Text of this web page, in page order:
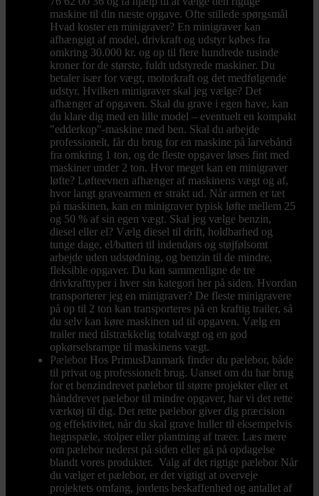
maskine til din næste opgave. Ofte stillede spørgsmål
Hvad koster en minigraver? En minigraver kan
afhængigt af model, drivkraft og udstyr købes fra
omkring 30.000 kr. og op til flere hundrede tusinde
kroner for de største, fuldt udstyrede maskiner. Du
betaler især for vægt, motorkraft og det medfølgende
udstyr. Hvilken minigraver skal jeg vælge? Det
afhænger af opgaven. Skal du grave i egen have, kan
du klare dig med en lille model – eventuelt en kompakt
"edderkop"-maskine med ben. Skal du arbejde
professionelt, får du brug for en maskine på larvebånd
fra omkring 1 ton, og de fleste opgaver løses fint med
maskiner under 2 ton. Hvor meget kan en minigraver
løfte? Løfteevnen afhænger af maskinens vægt og af,
hvor langt gravearmen er strakt ud. Når armen er tæt
på maskinen, kan en minigraver typisk løfte mellem 25
og 50 % af sin egen vægt. Skal jeg vælge benzin,
diesel eller el? Vælg diesel til drift, holdbarhed og
tunge dage, el/batteri til indendørs og støjfølsomt
arbejde uden udstødning, og benzin til de mindre,
fleksible opgaver. Du kan sammenligne de tre
drivkrafttyper i hver sin kategori her på siden. Hvordan
transporterer jeg en minigraver? De fleste minigravere
på op til 2 ton kan transporteres på en kraftig trailer, så
du selv kan køre maskinen ud til opgaven. Vælg en
trailer med tilstrækkelig totalvægt og en god
opkørselsrampe til maskinens vægt.
Pælebor Hos PrimusDanmark finder du pælebor, både
til privat og professionelt brug. Uanset om du har brug
for et benzindrevet pælebor til større projekter eller et
hånddrevet pælebor til mindre opgaver, har vi det rette
værktøj til dig. Det rette pælebor giver dig præcision
og effektivitet, når du skal grave huller til eksempelvis
hegnspæle, stolper eller plantning af træer. Læs mere
om pælebor nederst på siden eller gå på opdagelse
blandt vores produkter. Valg af det rigtige pælebor Når
du vælger et pælebor, er det vigtigt at overveje
projektets omfang, jordens beskaffenhed og antallet af